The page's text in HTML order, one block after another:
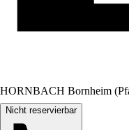
HORNBACH Bornheim
Nicht reservierbar